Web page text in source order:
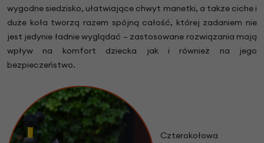
wygodne siedzisko, ułatwiające chwyt manetki, a także ciche i
duże koła tworzą razem spójną całość, której zadaniem nie
jest jedynie ładnie wyglądać – zastosowane rozwiązania mają
wpływ na komfort dziecka jak i również na jego
bezpieczeństwo.
Czterokołowa